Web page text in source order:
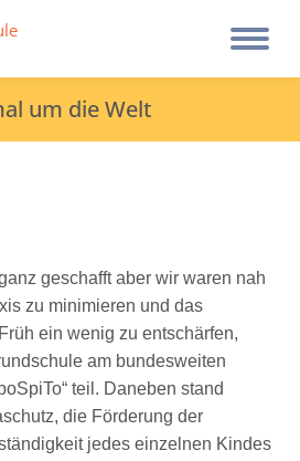
um die Welt
geschafft aber wir waren nah
zu minimieren und das
ein wenig zu entschärfen,
am bundesweiten
teil. Daneben stand
die Förderung der
jedes einzelnen Kindes